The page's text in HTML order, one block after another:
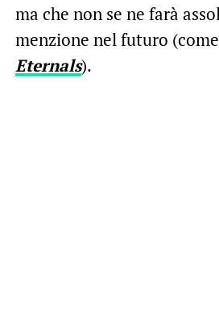
ma che non se ne farà
menzione nel futuro
Eternals).